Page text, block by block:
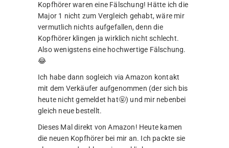
Kopfhörer waren eine Fälschung! Hätte ich die
Major 1 nicht zum Vergleich gehabt, wäre mir
vermutlich nichts aufgefallen, denn die
Kopfhörer klingen ja wirklich nicht schlecht.
Also wenigstens eine hochwertige Fälschung.
😂
Ich habe dann sogleich via Amazon kontakt
mit dem Verkäufer aufgenommen (der sich bis
heute nicht gemeldet hat🤬) und mir nebenbei
gleich neue bestellt.
Dieses Mal direkt von Amazon! Heute kamen
die neuen Kopfhörer bei mir an. Ich packte sie